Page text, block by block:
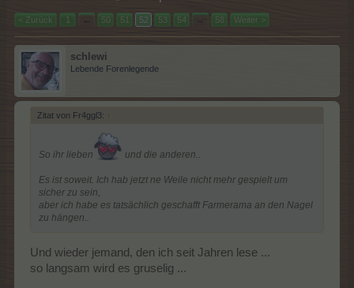
< Zurück 1 ← 50 51 52 53 54 → 58 Weiter >
schlewi
Lebende Forenlegende
Zitat von Fr4ggl3: ↑
So ihr lieben und die anderen..
Es ist soweit. Ich hab jetzt ne Weile nicht mehr gespielt um
sicher zu sein,
aber ich habe es tatsächlich geschafft Farmerama an den Nagel
zu hängen..
Und wieder jemand, den ich seit Jahren lese ...
so langsam wird es gruselig ...